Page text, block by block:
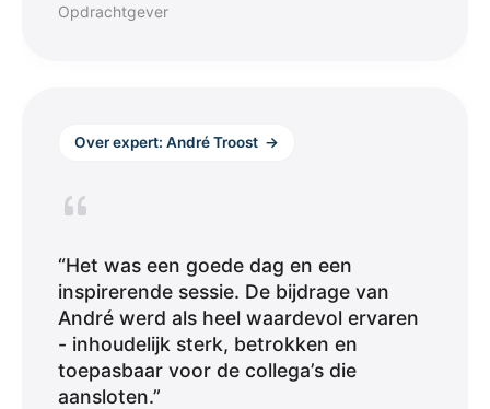
Opdrachtgever
Over expert: André Troost →
“Het was een goede dag en een
inspirerende sessie. De bijdrage van
André werd als heel waardevol ervaren
- inhoudelijk sterk, betrokken en
toepasbaar voor de collega’s die
aansloten.”